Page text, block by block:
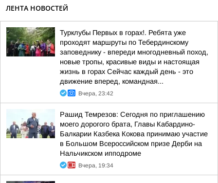
ЛЕНТА НОВОСТЕЙ
Турклубы Первых в горах!. Ребята уже
проходят маршруты по Тебердинскому
заповеднику - впереди многодневный поход,
новые тропы, красивые виды и настоящая
жизнь в горах Сейчас каждый день - это
движение вперед, командная...
Вчера, 23:42
Рашид Темрезов: Сегодня по приглашению
моего дорогого брата, Главы Кабардино-
Балкарии Казбека Кокова принимаю участие
в Большом Всероссийском призе Дерби на
Нальчикском ипподроме
Вчера, 19:34